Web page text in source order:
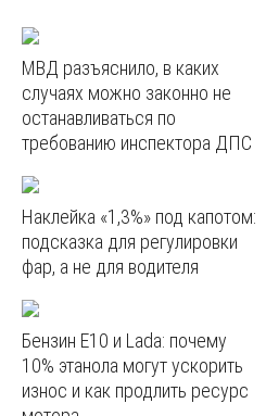
МВД разъяснило, в каких
случаях можно законно не
останавливаться по
требованию инспектора ДПС
Наклейка «1,3%» под капотом:
подсказка для регулировки
фар, а не для водителя
Бензин E10 и Lada: почему
10% этанола могут ускорить
износ и как продлить ресурс